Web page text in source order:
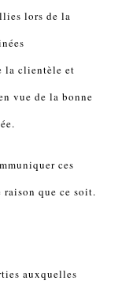
lors de la
la clientèle et
vue de la bonne
ces
que ce soit.
auxquelles